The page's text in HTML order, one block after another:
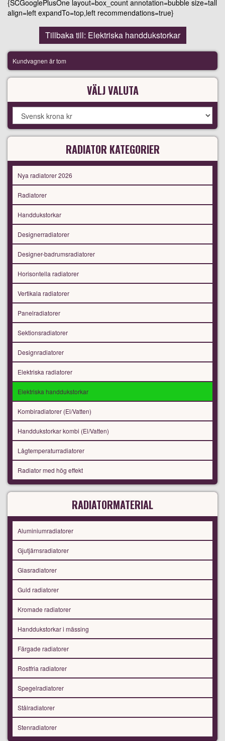
{SCGooglePlusOne layout=box_count annotation=bubble size=tall
align=left expandTo=top,left recommendations=true}
Tillbaka till: Elektriska handdukstorkar
Kundvagnen är tom
VÄLJ VALUTA
RADIATOR KATEGORIER
Nya radiatorer 2026
Radiatorer
Handdukstorkar
Designerradiatorer
Designer-badrumsradiatorer
Horisontella radiatorer
Vertikala radiatorer
Panelradiatorer
Sektionsradiatorer
Designradiatorer
Elektriska radiatorer
Elektriska handdukstorkar
Kombiradiatorer (El/Vatten)
Handdukstorkar kombi (El/Vatten)
Lågtemperaturradiatorer
Radiator med hög effekt
RADIATORMATERIAL
Aluminiumradiatorer
Gjutjärnsradiatorer
Glasradiatorer
Guld radiatorer
Kromade radiatorer
Handdukstorkar i mässing
Färgade radiatorer
Rostfria radiatorer
Spegelradiatorer
Stålradiatorer
Stenradiatorer